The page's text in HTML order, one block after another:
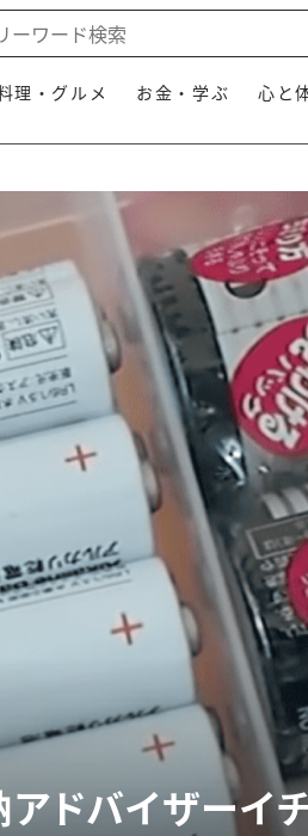
理・グルメ お金・学ぶ 心と
ドバイザーイ